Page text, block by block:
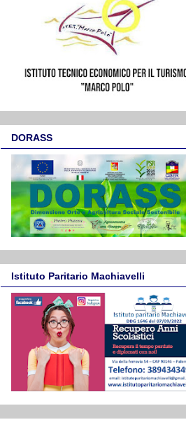
DORASS
Istituto Paritario Machiavelli